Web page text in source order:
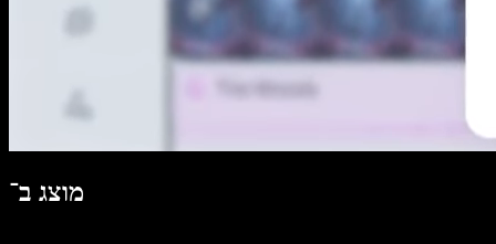
מוצג ב־